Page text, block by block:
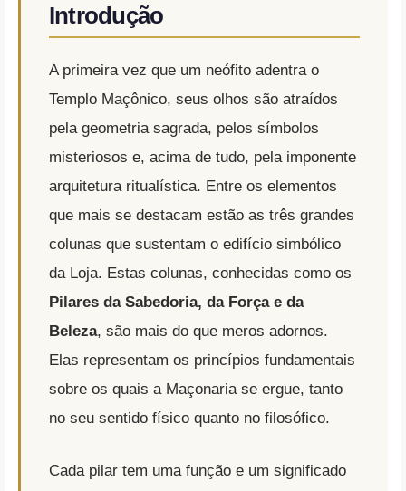
Introdução
A primeira vez que um neófito adentra o
Templo Maçônico, seus olhos são atraídos
pela geometria sagrada, pelos símbolos
misteriosos e, acima de tudo, pela imponente
arquitetura ritualística. Entre os elementos
que mais se destacam estão as três grandes
colunas que sustentam o edifício simbólico
da Loja. Estas colunas, conhecidas como os
Pilares da Sabedoria, da Força e da
Beleza, são mais do que meros adornos.
Elas representam os princípios fundamentais
sobre os quais a Maçonaria se ergue, tanto
no seu sentido físico quanto no filosófico.
Cada pilar tem uma função e um significado